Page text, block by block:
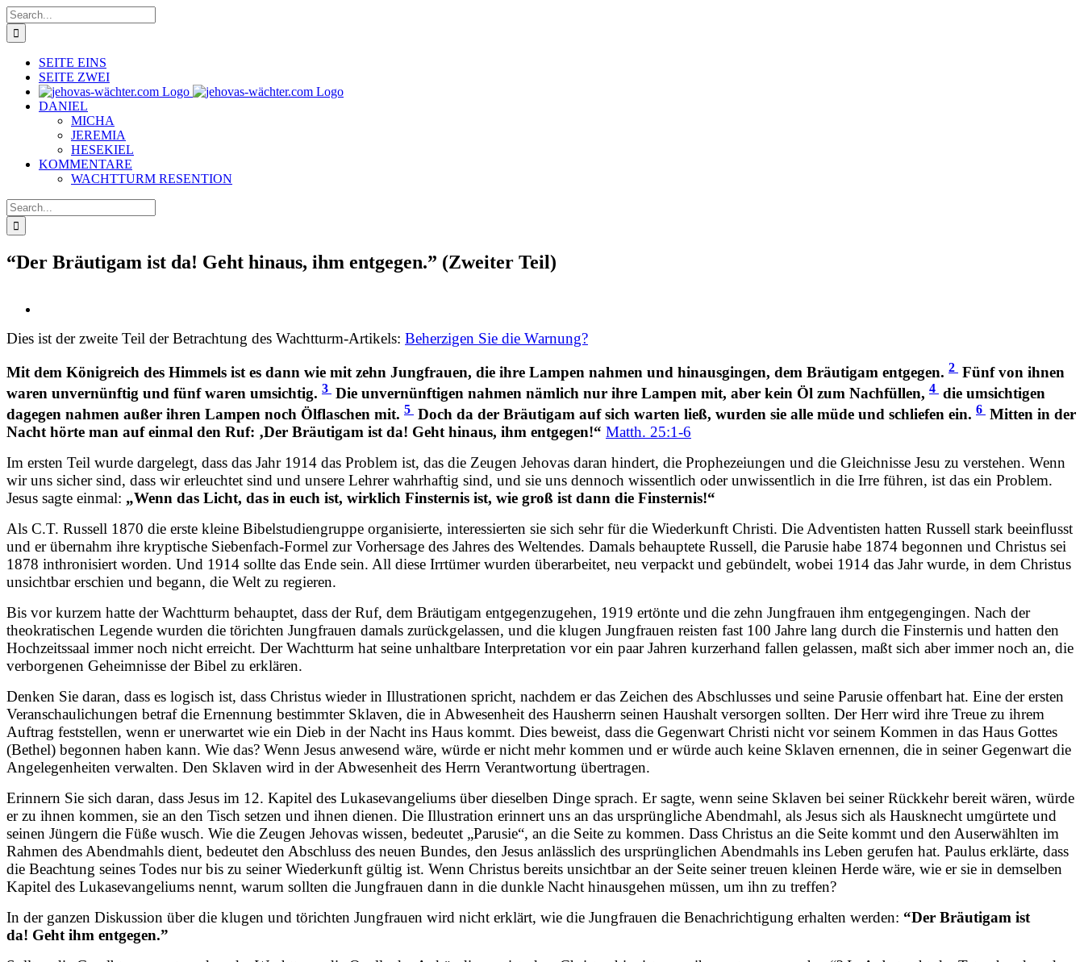
Skip
to
content
Search
for:
SEITE EINS
SEITE ZWEI
DANIEL
MICHA
JEREMIA
HESEKIEL
KOMMENTARE
WACHTTURM RESENTION
Search
for:
“Der Bräutigam ist da! Geht hinaus, ihm entgegen.” (Zweiter Teil)
Image
Dies ist der zweite Teil der Betrachtung des Wachtturm-Artikels: Beherzigen Sie die Warnung?
Mit dem Königreich des Himmels ist es dann wie mit zehn Jungfrauen, die ihre Lampen nahmen und hinausgingen, dem Bräutigam entgegen. 2 Fünf von ihnen
waren unvernünftig und fünf waren umsichtig. 3 Die unvernünftigen nahmen nämlich nur ihre Lampen mit, aber kein Öl zum Nachfüllen, 4 die umsichtigen
dagegen nahmen außer ihren Lampen noch Ölflaschen mit. 5 Doch da der Bräutigam auf sich warten ließ, wurden sie alle müde und schliefen ein. 6 Mitten in der
Nacht hörte man auf einmal den Ruf: ‚Der Bräutigam ist da! Geht hinaus, ihm entgegen!“ Matth. 25:1-6
Im ersten Teil wurde dargelegt, dass das Jahr 1914 das Problem ist, das die Zeugen Jehovas daran hindert, die Prophezeiungen und die Gleichnisse Jesu zu verstehen. Wenn
wir uns sicher sind, dass wir erleuchtet sind und unsere Lehrer wahrhaftig sind, und sie uns dennoch wissentlich oder unwissentlich in die Irre führen, ist das ein Problem.
Jesus sagte einmal: „Wenn das Licht, das in euch ist, wirklich Finsternis ist, wie groß ist dann die Finsternis!“
Als C.T. Russell 1870 die erste kleine Bibelstudiengruppe organisierte, interessierten sie sich sehr für die Wiederkunft Christi. Die Adventisten hatten Russell stark beeinflusst
und er übernahm ihre kryptische Siebenfach-Formel zur Vorhersage des Jahres des Weltendes. Damals behauptete Russell, die Parusie habe 1874 begonnen und Christus sei
1878 inthronisiert worden. Und 1914 sollte das Ende sein. All diese Irrtümer wurden überarbeitet, neu verpackt und gebündelt, wobei 1914 das Jahr wurde, in dem Christus
unsichtbar erschien und begann, die Welt zu regieren.
Bis vor kurzem hatte der Wachtturm behauptet, dass der Ruf, dem Bräutigam entgegenzugehen, 1919 ertönte und die zehn Jungfrauen ihm entgegengingen. Nach der
theokratischen Legende wurden die törichten Jungfrauen damals zurückgelassen, und die klugen Jungfrauen reisten fast 100 Jahre lang durch die Finsternis und hatten den
Hochzeitssaal immer noch nicht erreicht. Der Wachtturm hat seine unhaltbare Interpretation vor ein paar Jahren kurzerhand fallen gelassen, maßt sich aber immer noch an, die
verborgenen Geheimnisse der Bibel zu erklären.
Denken Sie daran, dass es logisch ist, dass Christus wieder in Illustrationen spricht, nachdem er das Zeichen des Abschlusses und seine Parusie offenbart hat. Eine der ersten
Veranschaulichungen betraf die Ernennung bestimmter Sklaven, die in Abwesenheit des Hausherrn seinen Haushalt versorgen sollten. Der Herr wird ihre Treue zu ihrem
Auftrag feststellen, wenn er unerwartet wie ein Dieb in der Nacht ins Haus kommt. Dies beweist, dass die Gegenwart Christi nicht vor seinem Kommen in das Haus Gottes
(Bethel) begonnen haben kann. Wie das? Wenn Jesus anwesend wäre, würde er nicht mehr kommen und er würde auch keine Sklaven ernennen, die in seiner Gegenwart die
Angelegenheiten verwalten. Den Sklaven wird in der Abwesenheit des Herrn Verantwortung übertragen.
Erinnern Sie sich daran, dass Jesus im 12. Kapitel des Lukasevangeliums über dieselben Dinge sprach. Er sagte, wenn seine Sklaven bei seiner Rückkehr bereit wären, würde
er zu ihnen kommen, sie an den Tisch setzen und ihnen dienen. Die Illustration erinnert uns an das ursprüngliche Abendmahl, als Jesus sich als Hausknecht umgürtete und
seinen Jüngern die Füße wusch. Wie die Zeugen Jehovas wissen, bedeutet „Parusie“, an die Seite zu kommen. Dass Christus an die Seite kommt und den Auserwählten im
Rahmen des Abendmahls dient, bedeutet den Abschluss des neuen Bundes, den Jesus anlässlich des ursprünglichen Abendmahls ins Leben gerufen hat. Paulus erklärte, dass
die Beachtung seines Todes nur bis zu seiner Wiederkunft gültig ist. Wenn Christus bereits unsichtbar an der Seite seiner treuen kleinen Herde wäre, wie er sie in demselben
Kapitel des Lukasevangeliums nennt, warum sollten die Jungfrauen dann in die dunkle Nacht hinausgehen müssen, um ihn zu treffen?
In der ganzen Diskussion über die klugen und törichten Jungfrauen wird nicht erklärt, wie die Jungfrauen die Benachrichtigung erhalten werden: “Der Bräutigam ist
da! Geht ihm entgegen.”